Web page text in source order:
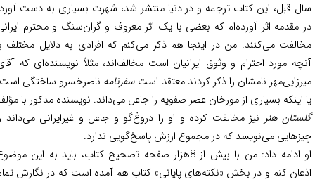
قبل، این کتاب ترجمه و در دنیا منتشر شد، شهرت بسیاری به دست آورد.
مقدمه اثر آورده‌ام که بعضی با یک اثر معروف و گران‌سنگ و محترم ایرانی
می‌کنند. من در اینجا هم ذکر می‌کنم که افرادی به دلایل مختلف با
مورد احترام و وثوق ایرانیان است مخالف‌اند، مثلاً نویسنده‌ای که آقای
نامشان را ذکر کردند معتقد استسفرنامهناصرخسرو ساختگی است؛
اینکه بسیاری از مورخان عصر صفویه را جاعل می‌داند. نویسنده مذکور با مؤلف
هنرنیز مخالفت کرده و او را دروغ‌گو و جاعل و غیرایرانی می‌داند و
می‌نویسد که در مجموع ارزش پاسخ‌گویی ندارد.
او ادامه داد: من با بیش از 8هزار صفحه تصحیح کتاب، باید به این موضوع
کنم و در بخش «نکته‌های پایانی» کتاب هم آمده است که در نگارش تمام